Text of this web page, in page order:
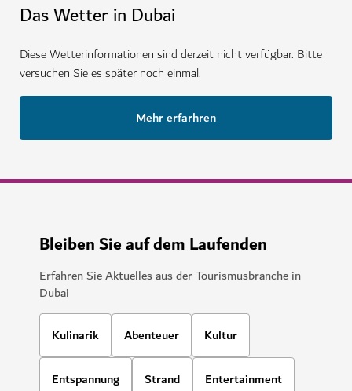
Das Wetter in Dubai
Diese Wetterinformationen sind derzeit nicht verfügbar. Bitte
versuchen Sie es später noch einmal.
Mehr erfarhren
Bleiben Sie auf dem Laufenden
Erfahren Sie Aktuelles aus der Tourismusbranche in
Dubai
Kulinarik Abenteuer Kultur
Entspannung Strand Entertainment